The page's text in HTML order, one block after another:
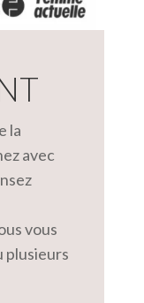
la
avec
vous
plusieurs